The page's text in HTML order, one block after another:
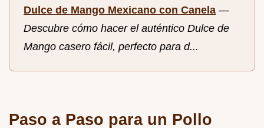
Dulce de Mango Mexicano con Canela —
Descubre cómo hacer el auténtico Dulce de
Mango casero fácil, perfecto para d...
Paso a Paso para un Pollo